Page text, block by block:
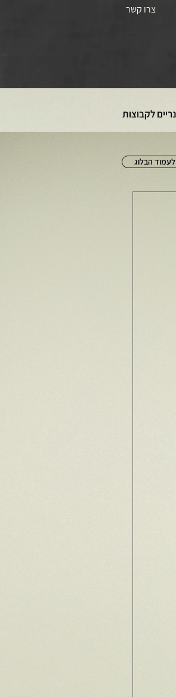
צרו קשר
לקבוצות
הבלוג